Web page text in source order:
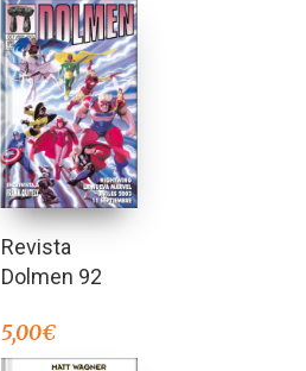
Revista
Dolmen 92
5,00€